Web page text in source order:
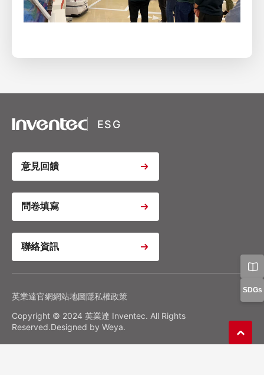
SDGs
全部拒絕 同意全部
XSRF Token
Youtube Video Iframe
Youtube Video Iframe
Youtube Video Iframe
Google Analytics
確認我的選擇
ESG
意見回饋
問卷填寫
聯絡資訊
英業達官網網站地圖隱私權政策
Copyright © 2024 英業達 Inventec. All Rights
Reserved.Designed by Weya.